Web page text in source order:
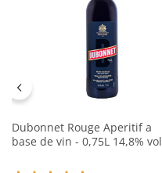
Dubonnet Rouge Aperitif a
base de vin - 0,75L 14,8% vol